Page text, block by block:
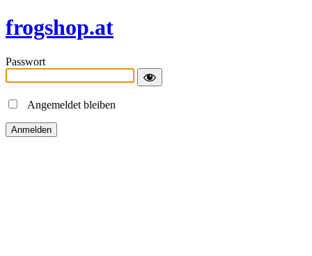
frogshop.at
Passwort
Angemeldet bleiben